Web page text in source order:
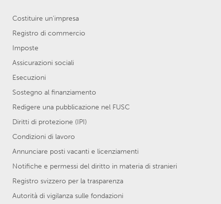
Costituire un'impresa
Registro di commercio
Imposte
Assicurazioni sociali
Esecuzioni
Sostegno al finanziamento
Redigere una pubblicazione nel FUSC
Diritti di protezione (IPI)
Condizioni di lavoro
Annunciare posti vacanti e licenziamenti
Notifiche e permessi del diritto in materia di stranieri
Registro svizzero per la trasparenza
Autorità di vigilanza sulle fondazioni